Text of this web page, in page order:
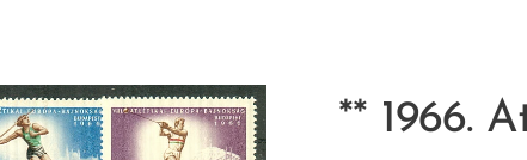
** 1966.